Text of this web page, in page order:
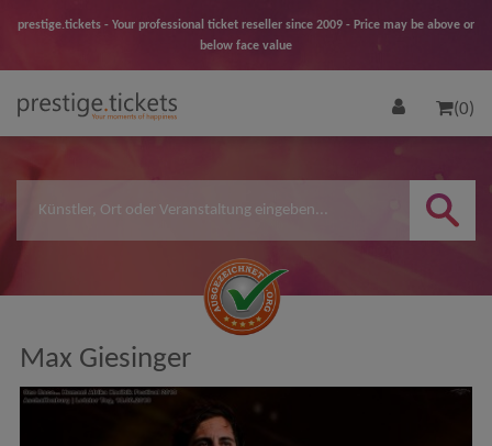
prestige.tickets - Your professional ticket reseller since 2009 - Price may be above or
below face value
(0)
Max Giesinger